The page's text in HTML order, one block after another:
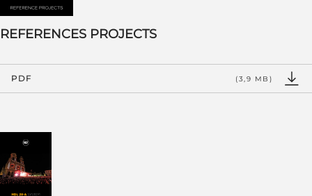
REFERENCES PROJECTS
PDF (3,9 MB)